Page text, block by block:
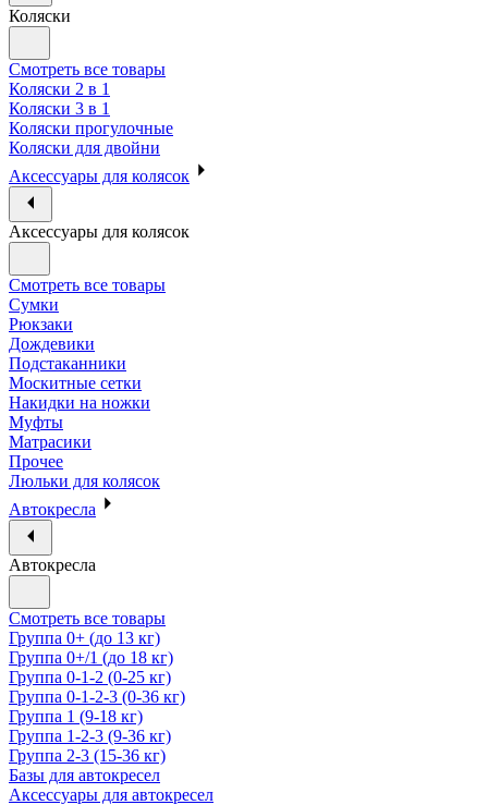
Коляски
Смотреть все товары
Коляски 2 в 1
Коляски 3 в 1
Коляски прогулочные
Коляски для двойни
Аксессуары для колясок
Аксессуары для колясок
Смотреть все товары
Сумки
Рюкзаки
Дождевики
Подстаканники
Москитные сетки
Накидки на ножки
Муфты
Матрасики
Прочее
Люльки для колясок
Автокресла
Автокресла
Смотреть все товары
Группа 0+ (до 13 кг)
Группа 0+/1 (до 18 кг)
Группа 0-1-2 (0-25 кг)
Группа 0-1-2-3 (0-36 кг)
Группа 1 (9-18 кг)
Группа 1-2-3 (9-36 кг)
Группа 2-3 (15-36 кг)
Базы для автокресел
Аксессуары для автокресел